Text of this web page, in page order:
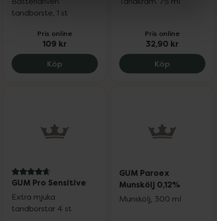
tandborste, 1 st
Pris online
109 kr
Köp GUM Sonic Daily Vit, 109 kr.
Pris online
32,90 kr
Köp GUM BIO,
4.7 av 5 i omdöme
GUM Pro Sensitive
Extra mjuka
tandborstar 4 st
GUM Paroex
Munskölj 0,12%
Munskölj, 300 ml